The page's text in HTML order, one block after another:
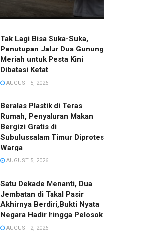
‎Tak Lagi Bisa Suka-Suka,
Penutupan Jalur Dua Gunung
Meriah untuk Pesta Kini
Dibatasi Ketat‎
AUGUST 5, 2026
Beralas Plastik di Teras
Rumah, Penyaluran Makan
Bergizi Gratis di
Subulussalam Timur Diprotes
Warga
AUGUST 5, 2026
Satu Dekade Menanti, Dua
Jembatan di Takal Pasir
Akhirnya Berdiri,Bukti Nyata
Negara Hadir hingga Pelosok‎
AUGUST 2, 2026